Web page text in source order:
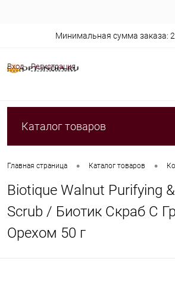
Вход Регистрация
Минимальная сумма заказа:
Каталог товаров
Главная страница • Каталог товаров •
Biotique Walnut Purifying
Scrub / Биотик Скраб С
Орехом 50 г